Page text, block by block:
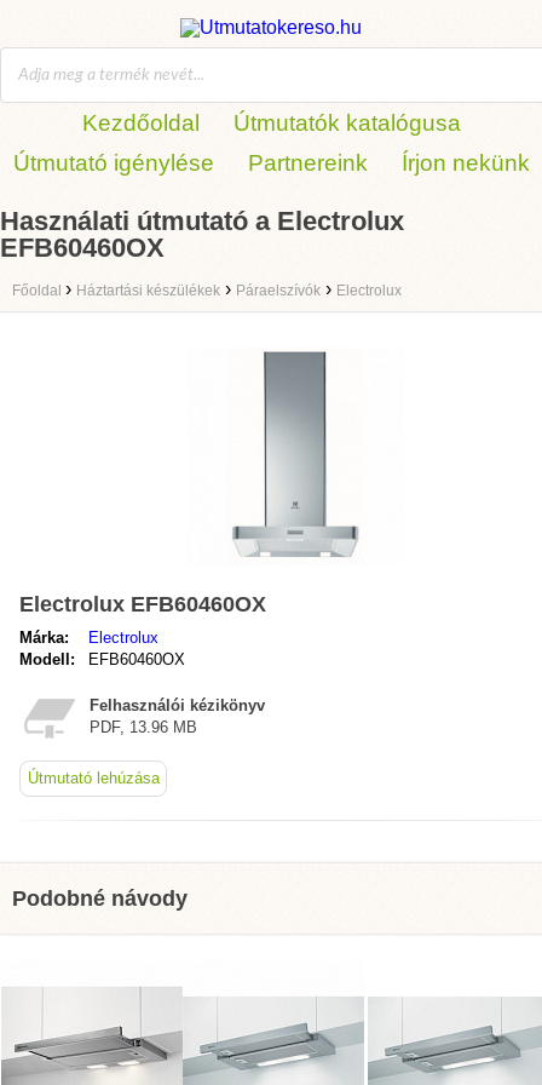
Kezdőoldal
Útmutatók katalógusa
Útmutató igénylése
Partnereink Írjon nekünk
Használati útmutató a Electrolux
EFB60460OX
Főoldal › Háztartási készülékek › Páraelszívók › Electrolux
Electrolux EFB60460OX
Márka:
Electrolux
Modell:
EFB60460OX
Felhasználói kézikönyv
PDF, 13.96 MB
Útmutató lehúzása
Podobné návody